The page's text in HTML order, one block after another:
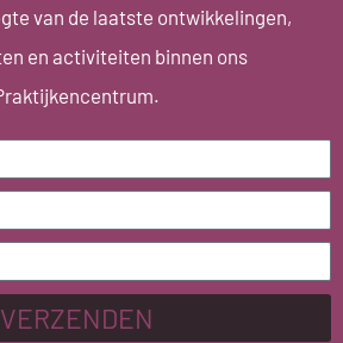
van de laatste ontwikkelingen,
en activiteiten binnen ons
VERZENDEN